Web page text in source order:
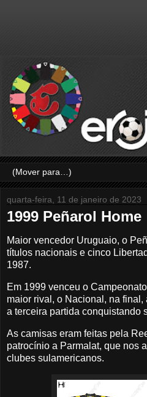
quarta-feira, 11 de janeiro de 2023
1999 Peñarol Home
Maior vencedor Uruguaio, o
títulos nacionais e cinco
1987.
Em 1999 venceu o
maior rival, o Nacional, na
a terceira partida conquistando
As camisas eram feitas pela
patrocínio a Parmalat, que nos
clubes sulamericanos.